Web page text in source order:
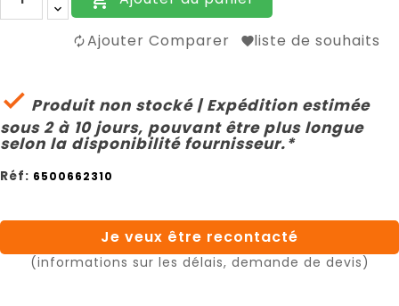
Ajouter Comparer liste de souhaits
 Produit non stocké | Expédition estimée
sous 2 à 10 jours, pouvant être plus longue
selon la disponibilité fournisseur.*
Réf: 6500662310
Je veux être recontacté
(informations sur les délais, demande de devis)